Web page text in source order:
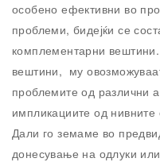
особено ефективни во
проблеми, бидејќи се
комплементарни
вештини, му
проблемите од различни
импликациите од нивните
Дали го земаме во
донесување на одлуки